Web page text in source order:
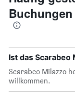
Ist das
Scarabeo Milazzo
willkommen.